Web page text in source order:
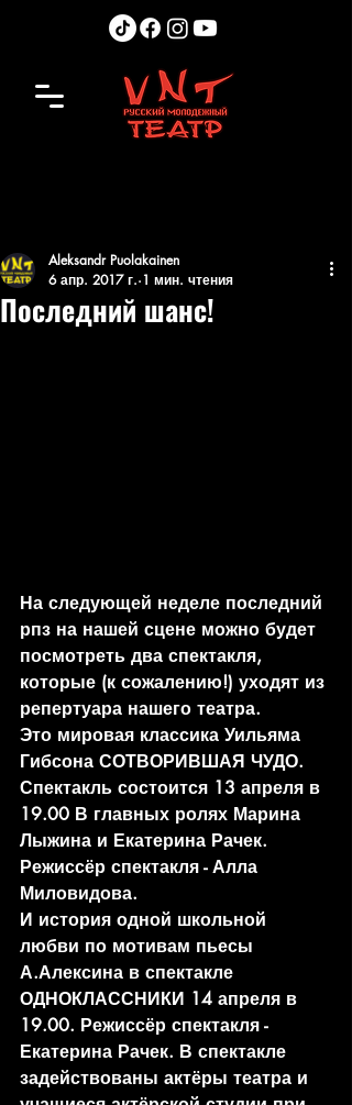
Последний шанс!
Aleksandr Puolakainen
6 апр. 2017 г. 1 мин. чтения
На следующей неделе последний
рпз на нашей сцене можно будет
посмотреть два спектакля,
которые (к сожалению!) уходят из
репертуара нашего театра.
Это мировая классика Уильяма
Гибсона СОТВОРИВШАЯ ЧУДО.
Спектакль состоится 13 апреля в
19.00 В главных ролях Марина
Лыжина и Екатерина Рачек.
Режиссёр спектакля - Алла
Миловидова.
И история одной школьной
любви по мотивам пьесы
А.Алексина в спектакле
ОДНОКЛАССНИКИ 14 апреля в
19.00. Режиссёр спектакля -
Екатерина Рачек. В спектакле
задействованы актёры театра и